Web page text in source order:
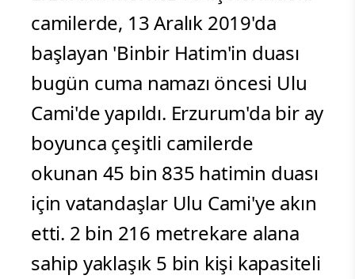
camilerde, 13 Aralık 2019'da
başlayan 'Binbir Hatim'in duası
bugün cuma namazı öncesi Ulu
Cami'de yapıldı. Erzurum'da bir ay
boyunca çeşitli camilerde
okunan 45 bin 835 hatimin duası
için vatandaşlar Ulu Cami'ye akın
etti. 2 bin 216 metrekare alana
sahip yaklaşık 5 bin kişi kapasiteli